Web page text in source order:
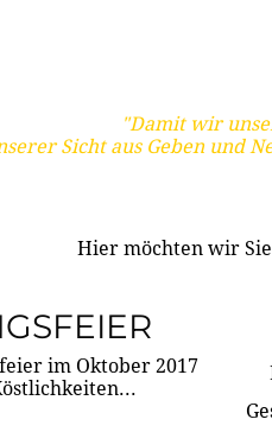
"Damit wir
Sicht aus Geben
Hier möchten wir
im Oktober 2017